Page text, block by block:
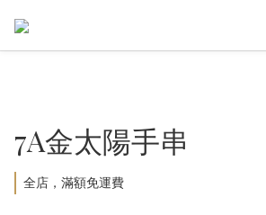
7A金太陽手串
全店，滿額免運費